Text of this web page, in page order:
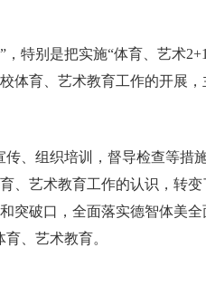
特别是把实施“体育、艺术
体育、艺术教育工作的开展，
传、组织培训，督导检查等措
、艺术教育工作的认识，转
突破口，全面落实德智体美
、艺术教育。